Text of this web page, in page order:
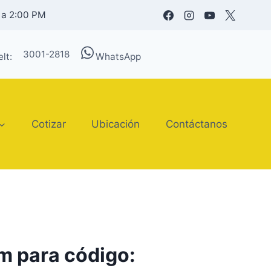
2:00 PM
3001-2818 WhatsApp
Cotizar Ubicación Contáctanos
para código: